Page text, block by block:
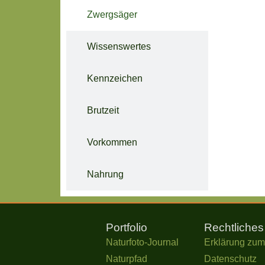
Zwergsäger
Wissenswertes
Kennzeichen
Brutzeit
Vorkommen
Nahrung
Portfolio
Naturfoto-Journal
Naturpfad
Rechtliches
Erklärung zum
Datenschutz